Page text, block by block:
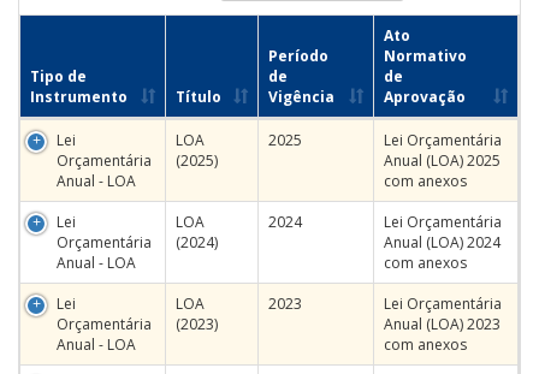
Tipo de
Instrumento
Título
Período
de
Vigência
Ato
Normativo
de
Aprovação
Lei
Orçamentária
Anual - LOA
LOA
(2025)
2025
Lei Orçamentária
Anual (LOA) 2025
com anexos
Lei
Orçamentária
Anual - LOA
LOA
(2024)
2024
Lei Orçamentária
Anual (LOA) 2024
com anexos
Lei
Orçamentária
Anual - LOA
LOA
(2023)
2023
Lei Orçamentária
Anual (LOA) 2023
com anexos